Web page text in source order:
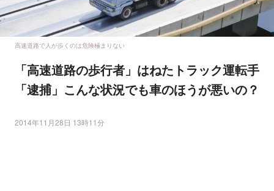
高速道路で人が歩くのは危険極まりない
「高速道路の歩行者」はねたトラック運転手
「逮捕」こんな状況でも車のほうが悪いの？
2014年11月28日 13時11分